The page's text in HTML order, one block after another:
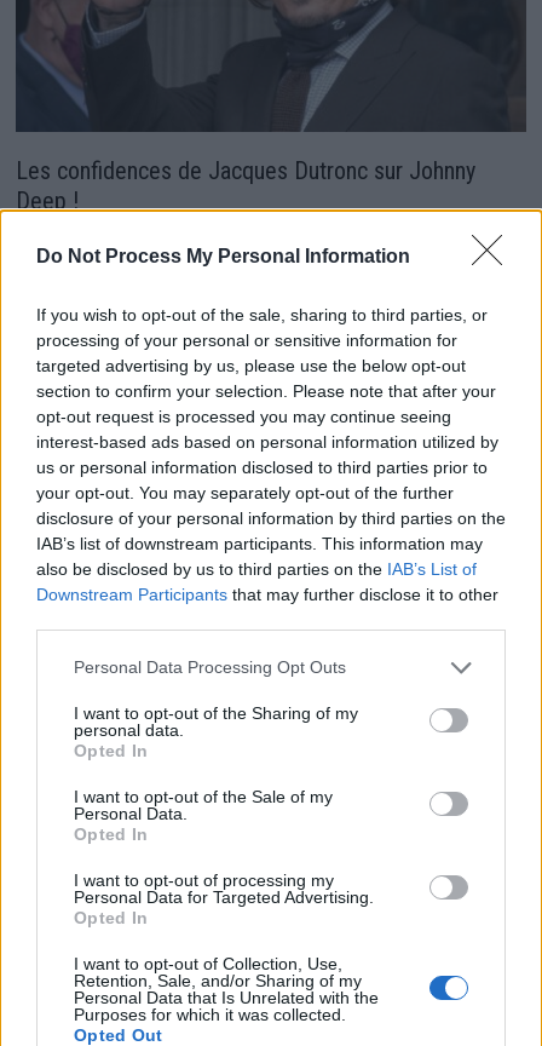
Do Not Process My Personal Information
If you wish to opt-out of the sale, sharing to third parties, or
processing of your personal or sensitive information for
targeted advertising by us, please use the below opt-out
section to confirm your selection. Please note that after your
opt-out request is processed you may continue seeing
interest-based ads based on personal information utilized by
us or personal information disclosed to third parties prior to
your opt-out. You may separately opt-out of the further
disclosure of your personal information by third parties on the
IAB’s list of downstream participants. This information may
also be disclosed by us to third parties on the IAB’s List of
Downstream Participants that may further disclose it to other
Personal Data Processing Opt Outs
I want to opt-out of the Sharing of my
personal data.
Opted In
I want to opt-out of the Sale of my
Personal Data.
Opted In
I want to opt-out of processing my
Personal Data for Targeted Advertising.
Opted In
I want to opt-out of Collection, Use,
Retention, Sale, and/or Sharing of my
Personal Data that Is Unrelated with the
Purposes for which it was collected.
Opted Out
Les confidences de Jacques Dutronc sur Johnny
Deep !
Johnny Depp en union libre avec une femme de 33
ans sa cadette : De qui s’agit-il ?
16 juillet 2024
Laisser un commentaire
Votre adresse e-mail ne sera pas publiée.
Les champs
obligatoires sont indiqués avec*
COMMENTAIRE*